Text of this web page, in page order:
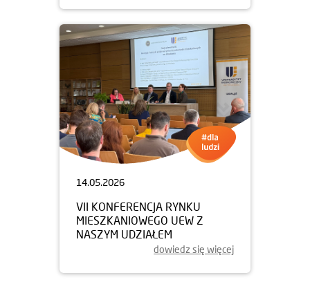
14.05.2026
VII KONFERENCJA RYNKU
MIESZKANIOWEGO UEW Z
NASZYM UDZIAŁEM
dowiedz się więcej